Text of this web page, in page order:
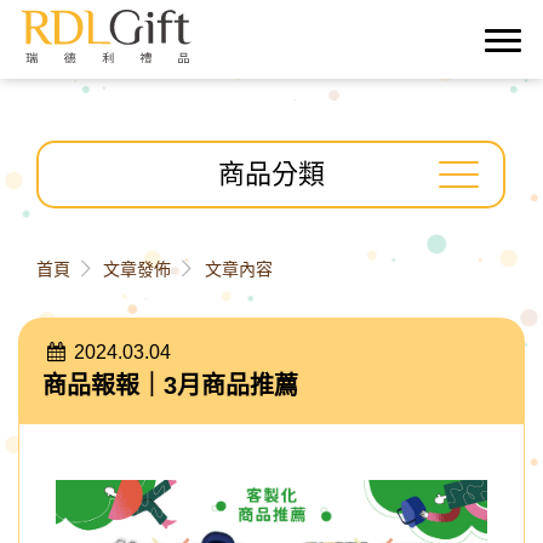
商品分類
首頁 文章發佈 文章內容
2024.03.04
商品報報｜3月商品推薦